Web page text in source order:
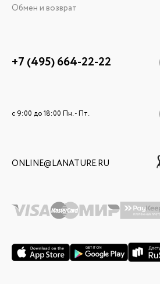
Обмен и возврат
+7 (495) 664-22-22
c 9:00 до 18:00 Пн. - Пт.
ONLINE@LANATURE.RU